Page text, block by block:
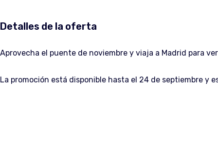
Detalles de la oferta
Aprovecha el puente de noviembre y viaja a Madrid para
La promoción está disponible hasta el 24 de septiembre y